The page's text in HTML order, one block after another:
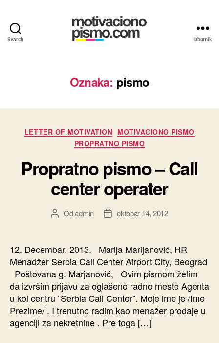
Search
Propratna
pisma
Izbornik
Oznaka: pismo
Kategorije
LETTER OF MOTIVATION MOTIVACIONO PISMO
PROPRATNO PISMO
Propratno pismo – Call
center operater
Autor
Odadmin
Datumoktobar 14, 2012
12. Decembar, 2013. Marija Marijanović, HR
Menadžer Serbia Call Center Airport City, Beograd
Poštovana g. Marjanović, Ovim pismom želim
da izvršim prijavu za oglašeno radno mesto Agenta
u kol centru “Serbia Call Center”. Moje ime je /Ime
Prezime/ . I trenutno radim kao menažer prodaje u
agenciji za nekretnine . Pre toga […]